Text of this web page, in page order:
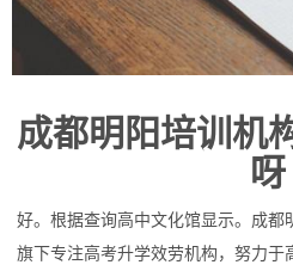
成都明阳培训机
呀
好。根据查询高中文化馆显示。成
旗下专注高考升学效劳机构，努力